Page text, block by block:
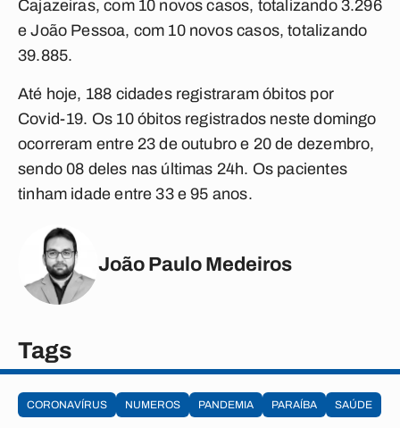
Cajazeiras, com 10 novos casos, totalizando 3.296
e João Pessoa, com 10 novos casos, totalizando
39.885.
Até hoje, 188 cidades registraram óbitos por
Covid-19. Os 10 óbitos registrados neste domingo
ocorreram entre 23 de outubro e 20 de dezembro,
sendo 08 deles nas últimas 24h. Os pacientes
tinham idade entre 33 e 95 anos.
João Paulo Medeiros
Tags
CORONAVÍRUS NUMEROS PANDEMIA PARAÍBA SAÚDE